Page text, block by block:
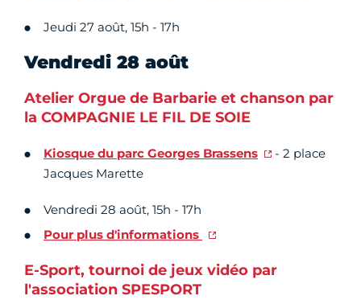
Jeudi 27 août, 15h - 17h
Vendredi 28 août
Atelier Orgue de Barbarie et chanson par
la COMPAGNIE LE FIL DE SOIE
Kiosque du parc Georges Brassens
- 2 place
Jacques Marette
Vendredi 28 août, 15h - 17h
Pour plus d'informations
E-Sport, tournoi de jeux vidéo par
l'association SPESPORT